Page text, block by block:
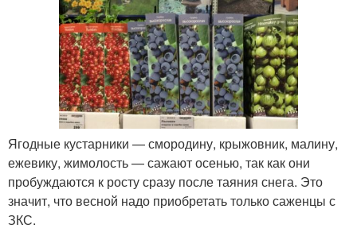
Ягодные кустарники — смородину, крыжовник, малину,
ежевику, жимолость — сажают осенью, так как они
пробуждаются к росту сразу после таяния снега. Это
значит, что весной надо приобретать только саженцы с
ЗКС.